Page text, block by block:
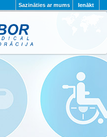
Ienākt
Sazināties ar mums
KONTAKTI